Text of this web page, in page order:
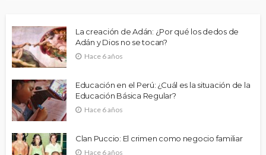
La creación de Adán: ¿Por qué los dedos de
Adán y Dios no se tocan?
Hace 6 años
Educación en el Perú: ¿Cuál es la situación de la
Educación Básica Regular?
Hace 6 años
Clan Puccio: El crimen como negocio familiar
Hace 6 años